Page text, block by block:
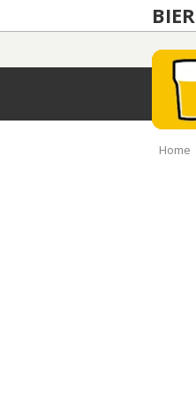
BIER
Home